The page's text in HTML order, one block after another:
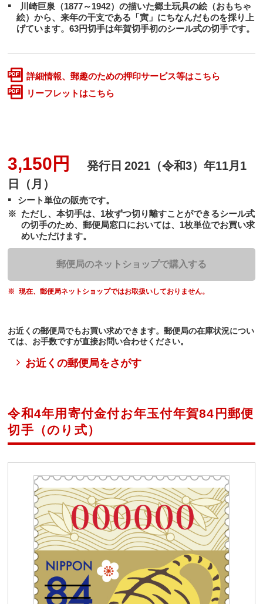
川崎巨泉（1877～1942）の描いた郷土玩具の絵（おもちゃ
絵）から、来年の干支である「寅」にちなんだものを採り上
げています。63円切手は年賀切手初のシール式の切手です。
詳細情報、郵趣のための押印サービス等はこちら
リーフレットはこちら
3,150円 発行日 2021（令和3）年11月1
日（月）
シート単位の販売です。
ただし、本切手は、1枚ずつ切り離すことができるシール式
の切手のため、郵便局窓口においては、1枚単位でお買い求
めいただけます。
郵便局のネットショップで購入する
現在、郵便局ネットショップではお取扱いしておりません。
お近くの郵便局でもお買い求めできます。郵便局の在庫状況につい
ては、お手数ですが直接お問い合わせください。
お近くの郵便局をさがす
令和4年用寄付金付お年玉付年賀84円郵便
切手（のり式）